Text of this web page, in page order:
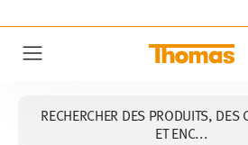
☀️ 45% de
RECHERCHER DES PRODUITS, DES
ET ENC...